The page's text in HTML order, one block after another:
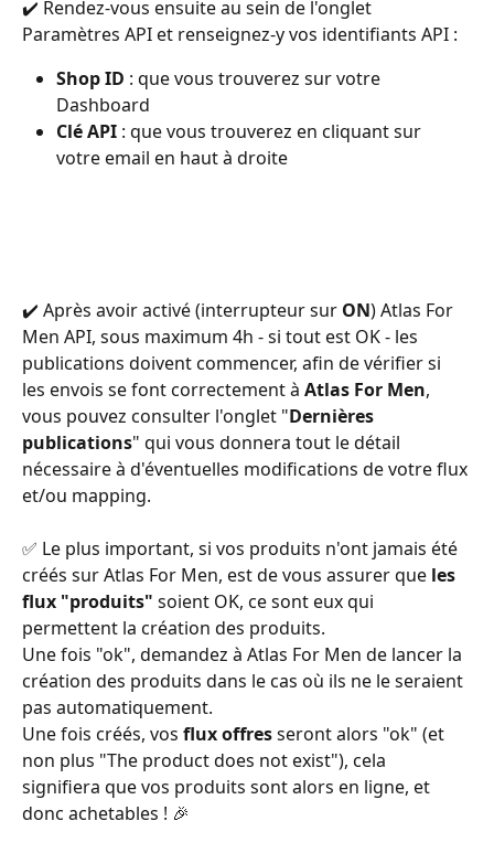
✔️ Rendez-vous ensuite au sein de l'onglet
Paramètres API et renseignez-y vos identifiants API :
Shop ID : que vous trouverez sur votre
Dashboard
Clé API : que vous trouverez en cliquant sur
votre email en haut à droite
✔️ Après avoir activé (interrupteur sur ON) Atlas For
Men API, sous maximum 4h - si tout est OK - les
publications doivent commencer, afin de vérifier si
les envois se font correctement à Atlas For Men,
vous pouvez consulter l'onglet "Dernières
publications" qui vous donnera tout le détail
nécessaire à d'éventuelles modifications de votre flux
et/ou mapping.
✅ Le plus important, si vos produits n'ont jamais été
créés sur Atlas For Men, est de vous assurer que les
flux "produits" soient OK, ce sont eux qui
permettent la création des produits.
Une fois "ok", demandez à Atlas For Men de lancer la
création des produits dans le cas où ils ne le seraient
pas automatiquement.
Une fois créés, vos flux offres seront alors "ok" (et
non plus "The product does not exist"), cela
signifiera que vos produits sont alors en ligne, et
donc achetables ! 🎉